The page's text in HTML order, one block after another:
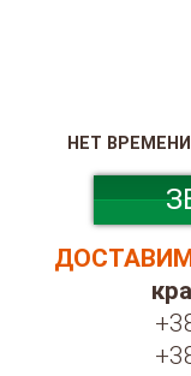
НЕТ
ДОСТАВИМ